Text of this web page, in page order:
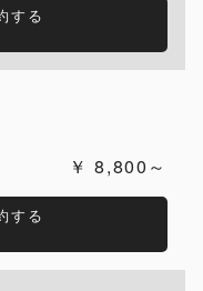
する
8,800～
する